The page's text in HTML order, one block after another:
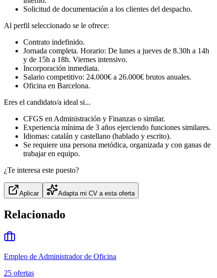
Solicitud de documentación a los clientes del despacho.
Al perfil seleccionado se le ofrece:
Contrato indefinido.
Jornada completa. Horario: De lunes a jueves de 8.30h a 14h
y de 15h a 18h. Viernes intensivo.
Incorporación inmediata.
Salario competitivo: 24.000€ a 26.000€ brutos anuales.
Oficina en Barcelona.
Eres el candidato/a ideal si...
CFGS en Administración y Finanzas o similar.
Experiencia mínima de 3 años ejerciendo funciones similares.
Idiomas: catalán y castellano (hablado y escrito).
Se requiere una persona metódica, organizada y con ganas de
trabajar en equipo.
¿Te interesa este puesto?
Aplicar Adapta mi CV a esta oferta
Relacionado
Empleo de Administrador de Oficina
25 ofertas